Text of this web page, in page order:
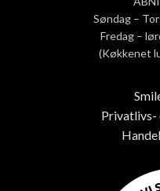
Søndag –
Fredag –
(Køkkenet